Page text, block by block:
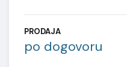
PRODAJA
po dogovoru